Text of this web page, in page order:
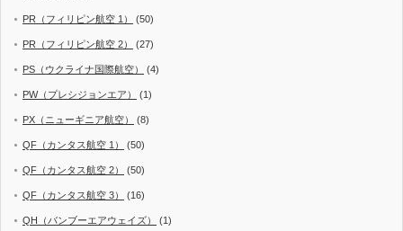
PR（フィリピン航空 1） (50)
PR（フィリピン航空 2） (27)
PS（ウクライナ国際航空） (4)
PW（プレシジョンエア） (1)
PX（ニューギニア航空） (8)
QF（カンタス航空 1） (50)
QF（カンタス航空 2） (50)
QF（カンタス航空 3） (16)
QH（バンブーエアウェイズ） (1)